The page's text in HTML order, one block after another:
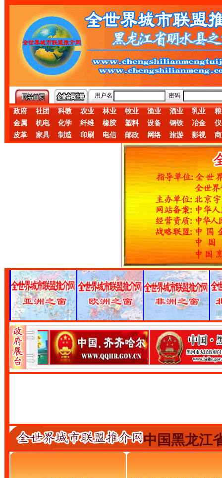
用户名 密码
政府 社团 科教 农业 林业 牧业 渔业 酒业 乳业
金属
机电 化学 纤维 橡胶 塑料 设备 钢铁 冶金
皮革
家具 制造 印刷 电信 邮政 网络 旅游 影视
中国黑龙江